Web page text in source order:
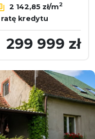
2 142,85 zł/m2
ratę kredytu
299 999 zł